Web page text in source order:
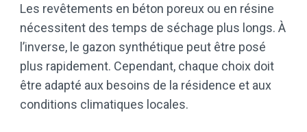
Les revêtements en béton poreux ou en résine
nécessitent des temps de séchage plus longs. À
l’inverse, le gazon synthétique peut être posé
plus rapidement. Cependant, chaque choix doit
être adapté aux besoins de la résidence et aux
conditions climatiques locales.